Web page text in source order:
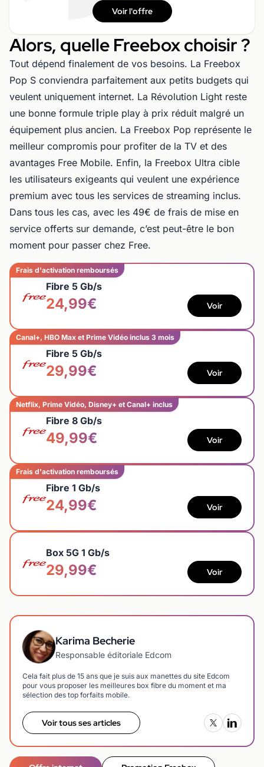
Voir l'offre
Alors, quelle Freebox choisir ?
Tout dépend finalement de vos besoins. La Freebox
Pop S conviendra parfaitement aux petits budgets qui
veulent uniquement internet. La Révolution Light reste
une bonne formule triple play à prix réduit malgré un
équipement plus ancien. La Freebox Pop représente le
meilleur compromis pour profiter de la TV et des
avantages Free Mobile. Enfin, la Freebox Ultra cible
les utilisateurs exigeants qui veulent une expérience
premium avec tous les services de streaming inclus.
Dans tous les cas, avec les 49€ de frais de mise en
service offerts sur demande, c’est peut-être le bon
moment pour passer chez Free.
Frais d'activation remboursés
Fibre 5 Gb/s
24,99€ Voir
Canal+, HBO Max et Prime Vidéo inclus 3 mois
Fibre 5 Gb/s
29,99€ Voir
Netflix, Prime Vidéo, Disney+ et Canal+ inclus
Fibre 8 Gb/s
49,99€ Voir
Frais d'activation remboursés
Fibre 1 Gb/s
24,99€ Voir
Box 5G 1 Gb/s
29,99€ Voir
Karima Becherie
Responsable éditoriale Edcom
Cela fait plus de 15 ans que je suis aux manettes du site Edcom
pour vous proposer les meilleures box fibre du moment et ma
sélection des top forfaits mobile.
Voir tous ses articles